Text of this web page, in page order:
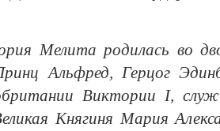
Мелита родилась во
Альфред, Герцог
Виктории I,
Княгиня Мария